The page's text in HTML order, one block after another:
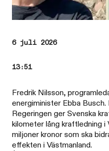
6 juli 2026
13:51
Fredrik Nilsson,
energiminister Ebba
Regeringen ger Svenska
kilometer lång kraftledning
miljoner kronor som ska
effekten i Västmanland.